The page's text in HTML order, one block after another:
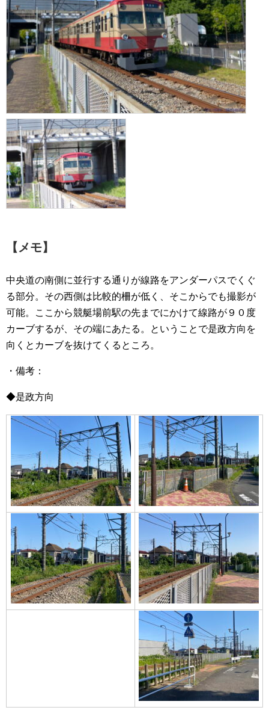
【メモ】
中央道の南側に並行する通りが線路をアンダーパスでくぐ
る部分。その西側は比較的柵が低く、そこからでも撮影が
可能。ここから競艇場前駅の先までにかけて線路が９０度
カーブするが、その端にあたる。ということで是政方向を
向くとカーブを抜けてくるところ。
・備考：
◆是政方向